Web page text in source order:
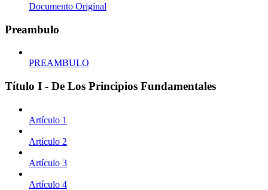
Documento Original
Preambulo
PREAMBULO
Título I - De Los Principios Fundamentales
Artículo 1
Artículo 2
Artículo 3
Artículo 4